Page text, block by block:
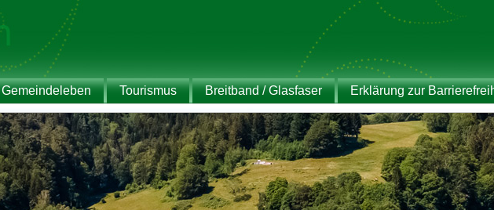
Gemeindeleben Tourismus Breitband / Glasfaser Erklärung zur